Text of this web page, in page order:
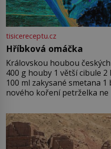
tisicereceptu.cz
Hříbková omáčka
Královskou houbou českých lesů
400 g houby 1 větší cibule 2
100 ml zakysané smetana
nového koření petrželka ne